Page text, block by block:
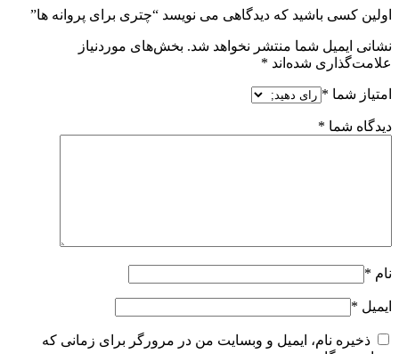
اولین کسی باشید که دیدگاهی می نویسد “چتری برای پروانه ها”
نشانی ایمیل شما منتشر نخواهد شد. بخش‌های موردنیاز
علامت‌گذاری شده‌اند *
امتیاز شما *
دیدگاه شما *
نام *
ایمیل *
ذخیره نام، ایمیل و وبسایت من در مرورگر برای زمانی که